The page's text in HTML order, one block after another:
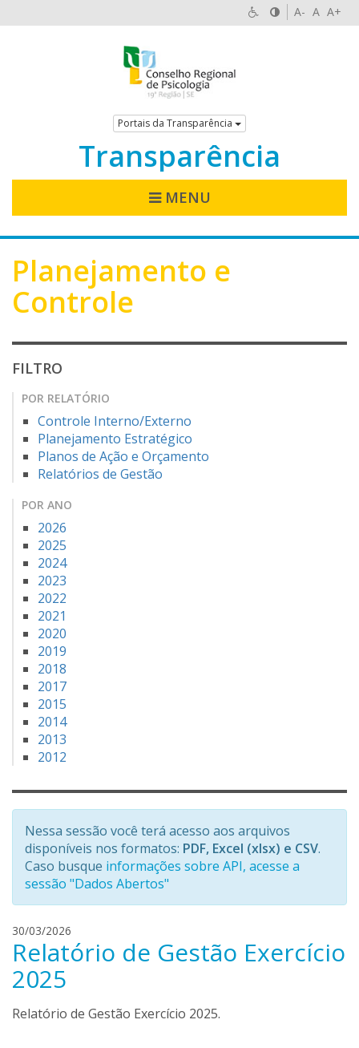
A- A A+
Portais da Transparência
Transparência
MENU
Planejamento e
Controle
FILTRO
POR RELATÓRIO
Controle Interno/Externo
Planejamento Estratégico
Planos de Ação e Orçamento
Relatórios de Gestão
POR ANO
2026
2025
2024
2023
2022
2021
2020
2019
2018
2017
2015
2014
2013
2012
Nessa sessão você terá acesso aos arquivos
disponíveis nos formatos: PDF, Excel (xlsx) e CSV.
Caso busque informações sobre API, acesse a
sessão "Dados Abertos"
30/03/2026
e
r
y
Relatório de Gestão Exercício
2025
Relatório de Gestão Exercício 2025.